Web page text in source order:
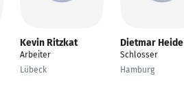
Kevin Ritzkat
Arbeiter
Lübeck
Dietmar Heide
Schlosser
Hamburg